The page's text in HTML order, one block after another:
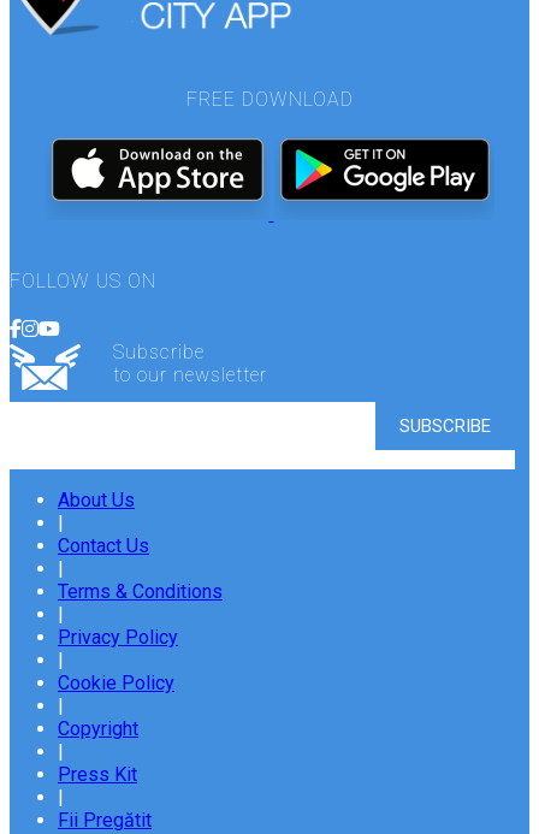
FREE DOWNLOAD
FOLLOW US ON
Subscribe
to our newsletter
About Us
|
Contact Us
|
Terms & Conditions
|
Privacy Policy
|
Cookie Policy
|
Copyright
|
Press Kit
|
Fii Pregătit